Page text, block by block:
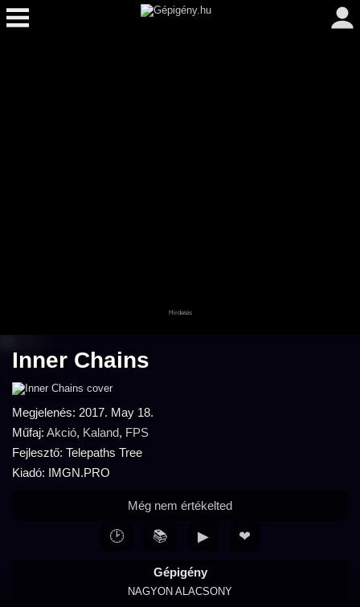
Inner Chains
Megjelenés: 2017. May 18.
Műfaj: Akció, Kaland, FPS
Fejlesztő: Telepaths Tree
Kiadó: IMGN.PRO
Gépigény
NAGYON ALACSONY
Még nem értékelted
🕑 📚 ▶ ❤